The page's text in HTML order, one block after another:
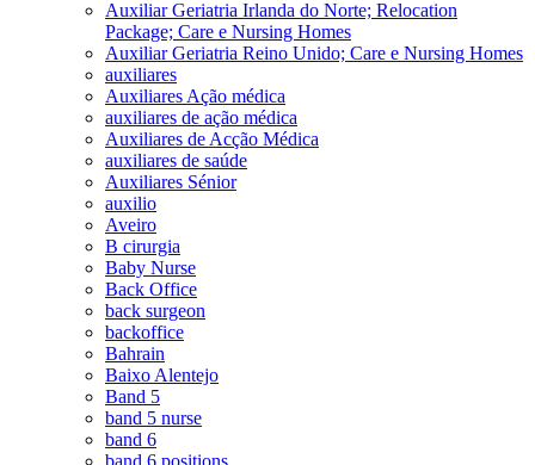
Auxiliar Geriatria Irlanda do Norte; Relocation
Package; Care e Nursing Homes
Auxiliar Geriatria Reino Unido; Care e Nursing Homes
auxiliares
Auxiliares Ação médica
auxiliares de ação médica
Auxiliares de Acção Médica
auxiliares de saúde
Auxiliares Sénior
auxilio
Aveiro
B cirurgia
Baby Nurse
Back Office
back surgeon
backoffice
Bahrain
Baixo Alentejo
Band 5
band 5 nurse
band 6
band 6 positions